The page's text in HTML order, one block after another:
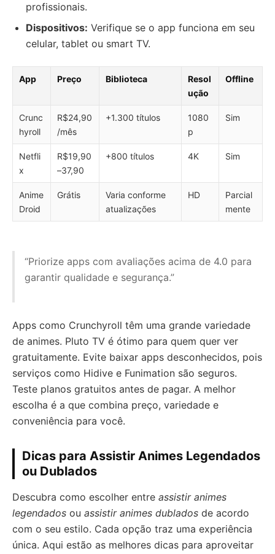
profissionais.
Dispositivos: Verifique se o app funciona em seu
celular, tablet ou smart TV.
App Preço Biblioteca
Resol
ução
Offline
Crunc
hyroll
R$24,90
/mês
+1.300 títulos
1080
p
Sim
Netfli
x
R$19,90
–37,90
+800 títulos 4K Sim
Anime
Droid
Grátis
Varia conforme
atualizações
HD
Parcial
mente
“Priorize apps com avaliações acima de 4.0 para
garantir qualidade e segurança.”
Apps como Crunchyroll têm uma grande variedade
de animes. Pluto TV é ótimo para quem quer ver
gratuitamente. Evite baixar apps desconhecidos, pois
serviços como Hidive e Funimation são seguros.
Teste planos gratuitos antes de pagar. A melhor
escolha é a que combina preço, variedade e
conveniência para você.
Dicas para Assistir Animes Legendados
ou Dublados
Descubra como escolher entre assistir animes
legendados ou assistir animes dublados de acordo
com o seu estilo. Cada opção traz uma experiência
única. Aqui estão as melhores dicas para aproveitar